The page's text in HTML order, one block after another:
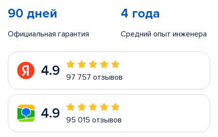
90 дней
Официальная гарантия
4 года
Средний опыт инженера
4.9 97 757 отзывов
4.9 95 015 отзывов